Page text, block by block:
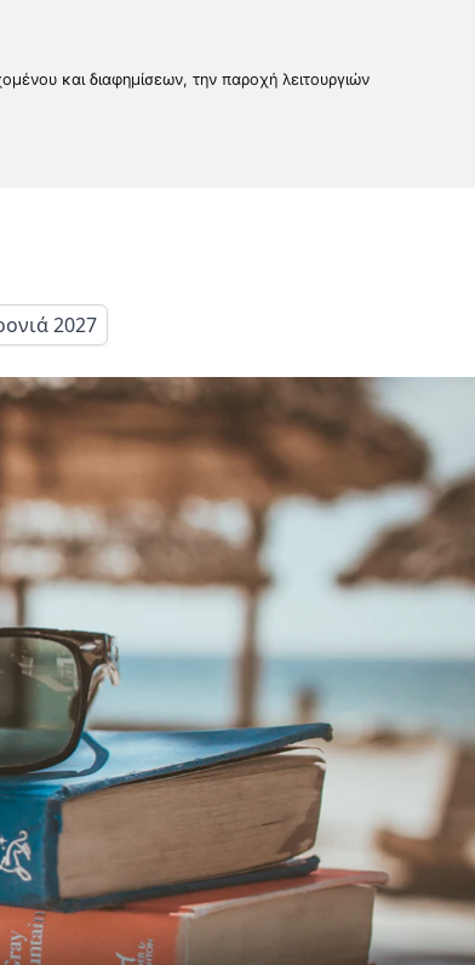
και διαφημίσεων, την παροχή λειτουργιών
2027